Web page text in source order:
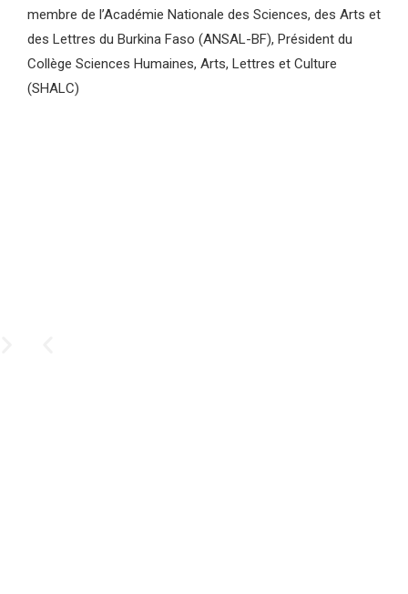
membre de l’Académie Nationale des Sciences, des Arts et
des Lettres du Burkina Faso (ANSAL-BF), Président du
Collège Sciences Humaines, Arts, Lettres et Culture
(SHALC)